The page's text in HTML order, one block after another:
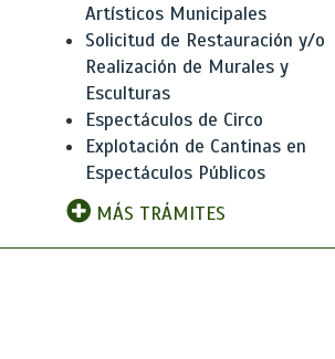
Artísticos Municipales
Solicitud de Restauración y/o
Realización de Murales y
Esculturas
Espectáculos de Circo
Explotación de Cantinas en
Espectáculos Públicos
MÁS TRÁMITES